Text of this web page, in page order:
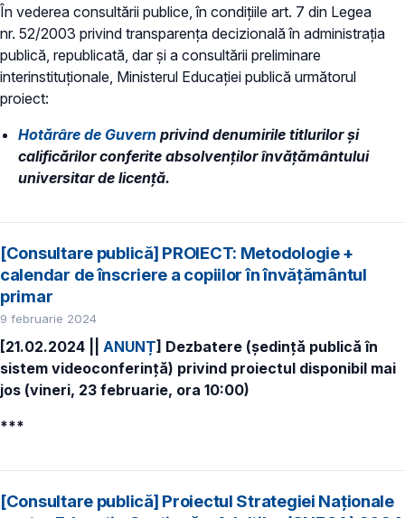
În vederea consultării publice, în condiţiile art. 7 din Legea
nr. 52/2003 privind transparenţa decizională în administraţia
publică, republicată, dar și a consultării preliminare
interinstituționale, Ministerul Educaţiei publică următorul
proiect:
Hotărâre de Guvern privind denumirile titlurilor și
calificărilor conferite absolvenților învățământului
universitar de licență.
[Consultare publică] PROIECT: Metodologie +
calendar de înscriere a copiilor în învăţământul
primar
9 februarie 2024
[21.02.2024 || ANUNȚ] Dezbatere (ședință publică în
sistem videoconferință) privind proiectul disponibil mai
jos (vineri, 23 februarie, ora 10:00)
***
[Consultare publică] Proiectul Strategiei Naționale